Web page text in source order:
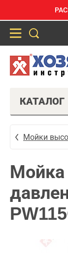
КАТАЛОГ
Мойки
Мойка